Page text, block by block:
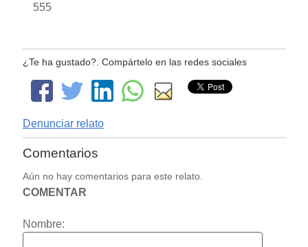
555
¿Te ha gustado?. Compártelo en las redes sociales
Denunciar relato
Comentarios
Aún no hay comentarios para este relato.
COMENTAR
Nombre: